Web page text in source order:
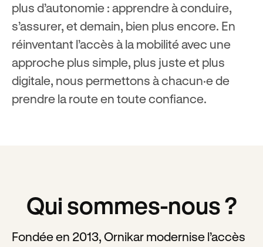
plus d’autonomie : apprendre à conduire,
s’assurer, et demain, bien plus encore. En
réinventant l’accès à la mobilité avec une
approche plus simple, plus juste et plus
digitale, nous permettons à chacun·e de
prendre la route en toute confiance.
Qui sommes-nous ?
Fondée en 2013, Ornikar modernise l’accès